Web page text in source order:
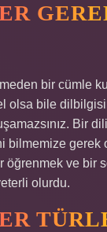
bir cümle
olsa bile
Bir
bilmemize gerek
öğrenmek ve bir
olurdu.